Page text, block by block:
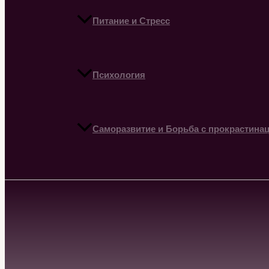
Питание и Стресс
Психология
Саморазвитие и Борьба с